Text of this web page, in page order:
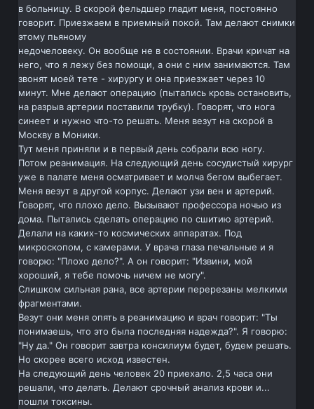
в больницу. В скорой фельдшер гладит меня, постоянно
говорит. Приезжаем в приемный покой. Там делают снимки
этому пьяному
недочеловеку. Он вообще не в состоянии. Врачи кричат на
него, что я лежу без помощи, а они с ним занимаются. Там
звонят моей тете - хирургу и она приезжает через 10
минут. Мне делают операцию (пытались кровь остановить,
на разрыв артерии поставили трубку). Говорят, что нога
синеет и нужно что-то решать. Меня везут на скорой в
Москву в Моники.
Тут меня приняли и в первый день собрали всю ногу.
Потом реанимация. На следующий день сосудистый хирург
уже в палате меня осматривает и молча бегом выбегает.
Меня везут в другой корпус. Делают узи вен и артерий.
Говорят, что плохо дело. Вызывают профессора ночью из
дома. Пытались сделать операцию по сшитию артерий.
Делали на каких-то космических аппаратах. Под
микроскопом, с камерами. У врача глаза печальные и я
говорю: "Плохо дело?". А он говорит: "Извини, мой
хороший, я тебе помочь ничем не могу".
Слишком сильная рана, все артерии перерезаны мелкими
фрагментами.
Везут они меня опять в реанимацию и врач говорит: "Ты
понимаешь, что это была последняя надежда?". Я говорю:
"Ну да." Он говорит завтра консилиум будет, будем решать.
Но скорее всего исход известен.
На следующий день человек 20 приехало. 2,5 часа они
решали, что делать. Делают срочный анализ крови и...
пошли токсины.